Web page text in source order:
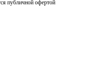
публичной офертой